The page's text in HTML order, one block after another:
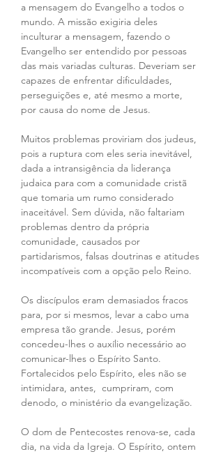
a mensagem do Evangelho a todos o
mundo. A missão exigiria deles
inculturar a mensagem, fazendo o
Evangelho ser entendido por pessoas
das mais variadas culturas. Deveriam ser
capazes de enfrentar dificuldades,
perseguições e, até mesmo a morte,
por causa do nome de Jesus.
Muitos problemas proviriam dos judeus,
pois a ruptura com eles seria inevitável,
dada a intransigência da liderança
judaica para com a comunidade cristã
que tomaria um rumo considerado
inaceitável. Sem dúvida, não faltariam
problemas dentro da própria
comunidade, causados por
partidarismos, falsas doutrinas e atitudes
incompatíveis com a opção pelo Reino.
Os discípulos eram demasiados fracos
para, por si mesmos, levar a cabo uma
empresa tão grande. Jesus, porém
concedeu-lhes o auxílio necessário ao
comunicar-lhes o Espírito Santo.
Fortalecidos pelo Espírito, eles não se
intimidara, antes,  cumpriram, com
denodo, o ministério da evangelização.
O dom de Pentecostes renova-se, cada
dia, na vida da Igreja. O Espírito, ontem